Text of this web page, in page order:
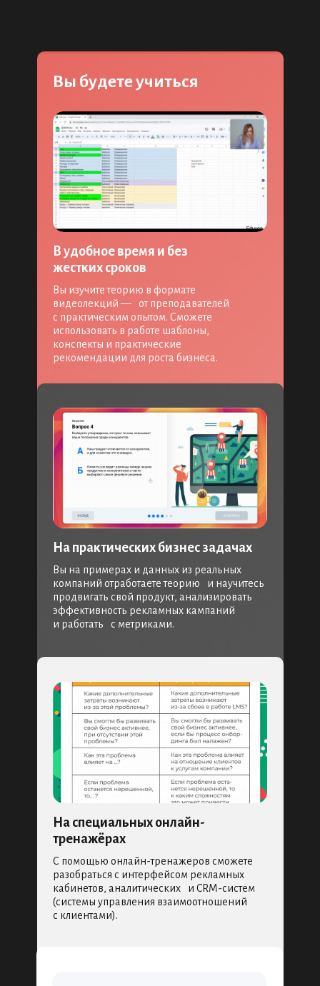
Вы изучите теорию в формате
видеолекций — от преподавателей
с практическим опытом. Сможете
использовать в работе шаблоны,
конспекты и практические
рекомендации для роста бизнеса.
В удобное время и без
жестких сроков
Вы будете учиться
Вы на примерах и данных из реальных
компаний отработаете теорию и научитесь
продвигать свой продукт, анализировать
эффективность рекламных кампаний
и работать с метриками.
На практических бизнес задачах
На специальных онлайн-
тренажёрах
С помощью онлайн-тренажеров сможете
разобраться с интерфейсом рекламных
кабинетов, аналитических и CRM-систем
(системы управления взаимоотношений
с клиентами).